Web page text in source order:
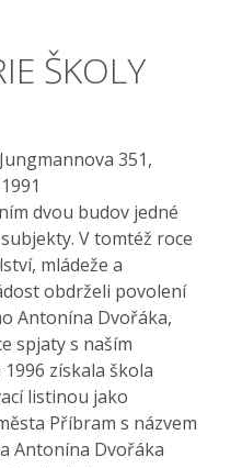
ŠKOLY
351,
dvou budov jedné
V tomtéž roce
mládeže a
obdrželi povolení
Antonína Dvořáka,
spjaty s naším
získala škola
listinou jako
Příbram s názvem
Antonína Dvořáka